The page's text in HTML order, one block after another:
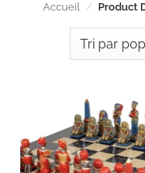
Accueil / Product